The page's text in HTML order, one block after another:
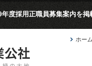
年度採用正職員募集案内を
ホー